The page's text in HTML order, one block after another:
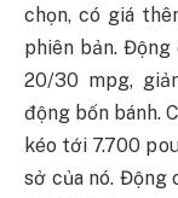
chọn, có giá
phiên bản.
20/30 mpg,
động bốn bánh.
kéo tới 7.700
sở của nó. Động